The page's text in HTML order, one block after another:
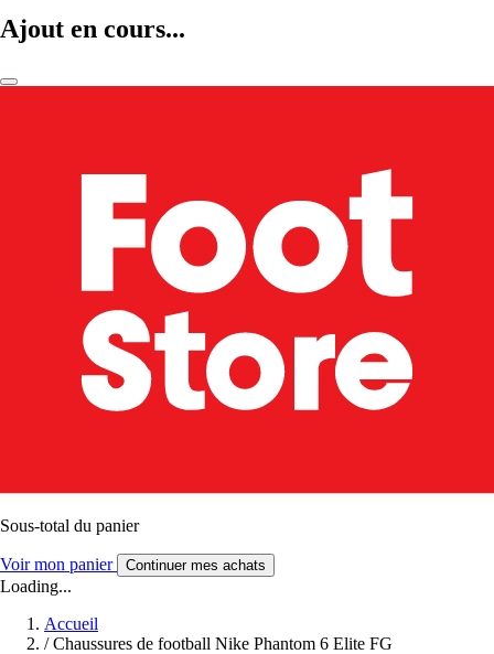
Ajout en cours...
Sous-total du panier
Voir mon panier Continuer mes achats
Loading...
Accueil
/ Chaussures de football Nike Phantom 6 Elite FG